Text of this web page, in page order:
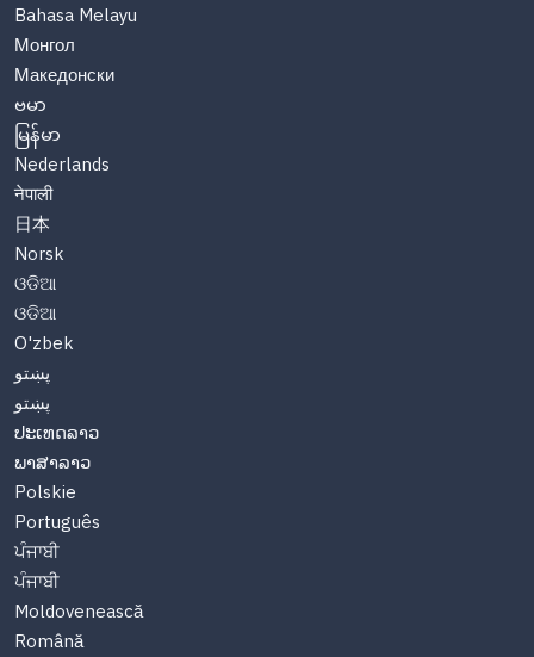
Bahasa Melayu
Монгол
Македонски
ဗမာ
မြန်မာ
Nederlands
नेपाली
日本
Norsk
ଓଡିଆ
ଓଡିଆ
O'zbek
پښتو
پښتو
ປະເທດລາວ
ພາສາລາວ
Polskie
Português
ਪੰਜਾਬੀ
ਪੰਜਾਬੀ
Moldovenească
Română